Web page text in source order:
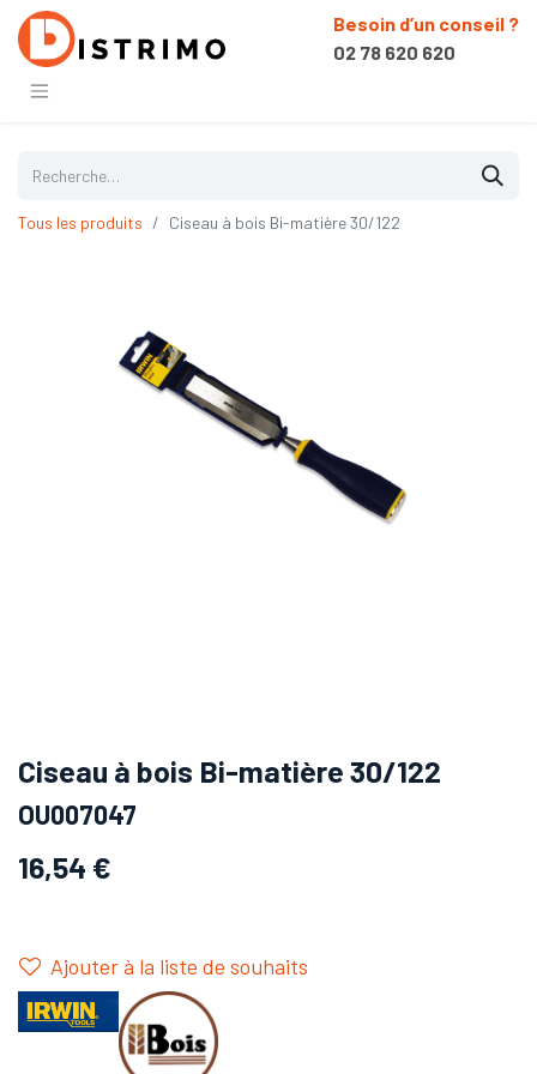
Besoin d’un conseil ?
02 78 620 620
Tous les produits Ciseau à bois Bi-matière 30/122
Ciseau à bois Bi-matière 30/122
OU007047
16,54 €
Ajouter à la liste de souhaits